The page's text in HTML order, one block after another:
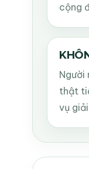
cộng
Người
thật
vụ